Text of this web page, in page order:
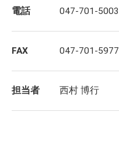
電話 047-701-5003
FAX 047-701-5977
担当者 西村 博行